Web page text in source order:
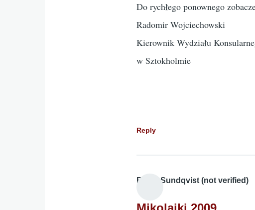
Do rychłego ponownego
Radomir Wojciechowski
Kierownik Wydziału
w Sztokholmie
Reply
Edyta Sundqvist (not verified)